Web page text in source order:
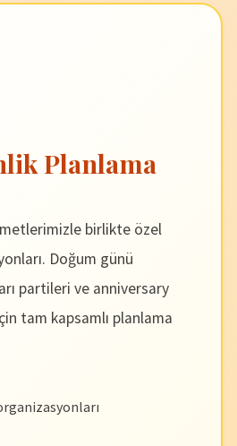
Planlama
birlikte özel
Doğum günü
partileri ve anniversary
tam kapsamlı planlama